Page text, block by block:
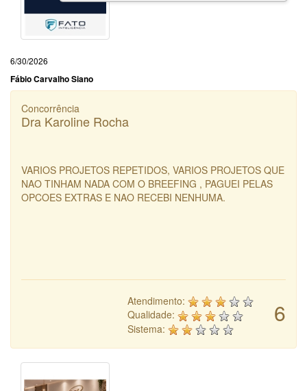
6/30/2026
Fábio Carvalho Siano
Concorrência
Dra Karoline Rocha
VARIOS PROJETOS REPETIDOS, VARIOS PROJETOS QUE
NAO TINHAM NADA COM O BREEFING , PAGUEI PELAS
OPCOES EXTRAS E NAO RECEBI NENHUMA.
6
Atendimento:
Qualidade:
Sistema: